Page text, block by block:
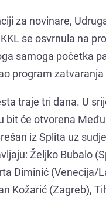
za novinare,
se osvrnula na
samoga početka
program
traje tri dana. U
bit će otvorena
iz Splita uz
Željko Bubalo
Diminić (Venecija/
Kožarić (Zagreb),